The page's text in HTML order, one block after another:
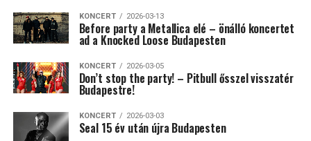
KONCERT 2026-03-13
Before party a Metallica elé – önálló koncertet
ad a Knocked Loose Budapesten
KONCERT 2026-03-05
Don’t stop the party! – Pitbull ősszel visszatér
Budapestre!
KONCERT 2026-03-03
Seal 15 év után újra Budapesten